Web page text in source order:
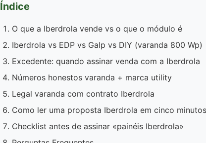
Índice
O que a Iberdrola vende vs o que o módulo é
Iberdrola vs EDP vs Galp vs DIY (varanda 800 Wp)
Excedente: quando assinar venda com a Iberdrola
Números honestos varanda + marca utility
Legal varanda com contrato Iberdrola
Como ler uma proposta Iberdrola em cinco minutos
Checklist antes de assinar «painéis Iberdrola»